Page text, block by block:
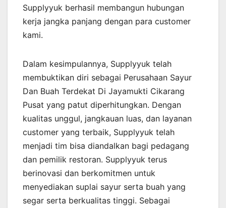
Supplyyuk berhasil membangun hubungan
kerja jangka panjang dengan para customer
kami.
Dalam kesimpulannya, Supplyyuk telah
membuktikan diri sebagai Perusahaan Sayur
Dan Buah Terdekat Di Jayamukti Cikarang
Pusat yang patut diperhitungkan. Dengan
kualitas unggul, jangkauan luas, dan layanan
customer yang terbaik, Supplyyuk telah
menjadi tim bisa diandalkan bagi pedagang
dan pemilik restoran. Supplyyuk terus
berinovasi dan berkomitmen untuk
menyediakan suplai sayur serta buah yang
segar serta berkualitas tinggi. Sebagai